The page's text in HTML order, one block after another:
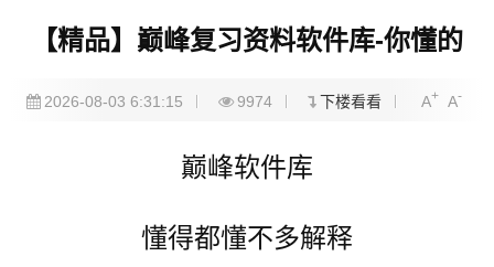
【精品】巅峰复习资料软件库-你懂的
2026-08-03 6:31:15 9974 下楼看看 A+ A-
巅峰软件库
懂得都懂不多解释